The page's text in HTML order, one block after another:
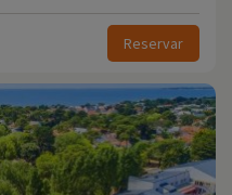
Reservar